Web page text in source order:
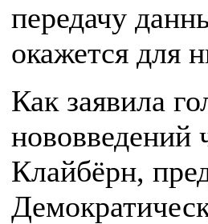
передачу
окажется для
Как заявила
Клайбёрн,